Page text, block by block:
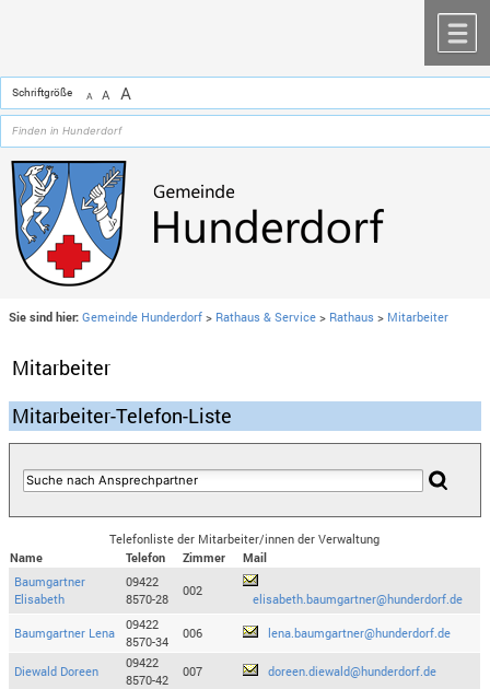
Schriftgröße A A A
Sie sind hier: Gemeinde Hunderdorf > Rathaus & Service > Rathaus > Mitarbeiter
Mitarbeiter
Mitarbeiter-Telefon-Liste
Telefonliste der Mitarbeiter/innen der Verwaltung
Name
Telefon Zimmer
Mail
Baumgartner
Elisabeth
09422
8570-28
002
elisabeth.baumgartner@hunderdorf.de
Baumgartner Lena
09422
8570-34
006 lena.baumgartner@hunderdorf.de
Diewald Doreen
09422
8570-42
007 doreen.diewald@hunderdorf.de